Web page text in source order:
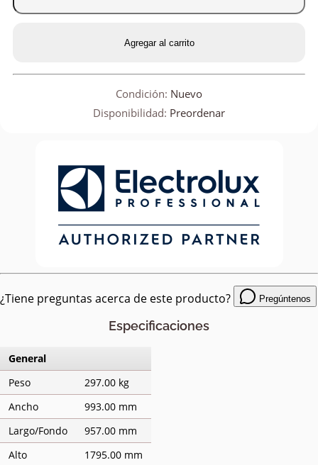
Agregar al carrito
Condición: Nuevo
Disponibilidad: Preordenar
¿Tiene preguntas acerca de este producto? Pregúntenos
Especificaciones
General
Peso
297.00 kg
Ancho
993.00 mm
Largo/Fondo
957.00 mm
Alto
1795.00 mm